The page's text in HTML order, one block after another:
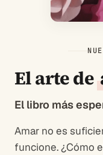
El arte de
El libro más
Amar no es
funcione. ¿Cómo